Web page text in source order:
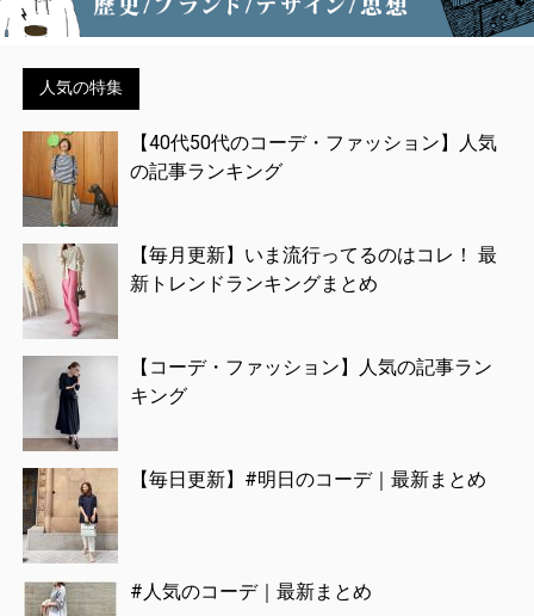
人気の特集
【40代50代のコーデ・ファッション】人気
の記事ランキング
【毎月更新】いま流行ってるのはコレ！ 最
新トレンドランキングまとめ
【コーデ・ファッション】人気の記事ラン
キング
【毎日更新】#明日のコーデ｜最新まとめ
#人気のコーデ｜最新まとめ